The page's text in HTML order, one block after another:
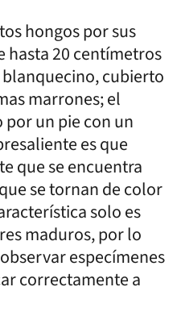
hongos por sus
hasta 20 centímetros
cubierto
marrones; el
un pie con un
es que
que se encuentra
se tornan de color
solo es
maduros, por lo
especímenes
correctamente a